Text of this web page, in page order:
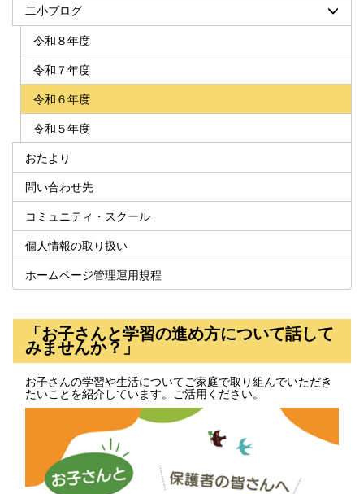
二小ブログ
令和８年度
令和７年度
令和６年度
令和５年度
おたより
問い合わせ先
コミュニティ・スクール
個人情報の取り扱い
ホームページ管理運用規程
「お子さんと学習の進め方について話して
みませんか？」
お子さんの学習や生活についてご家庭で取り組んでいただき
たいことを紹介しています。ご活用ください。